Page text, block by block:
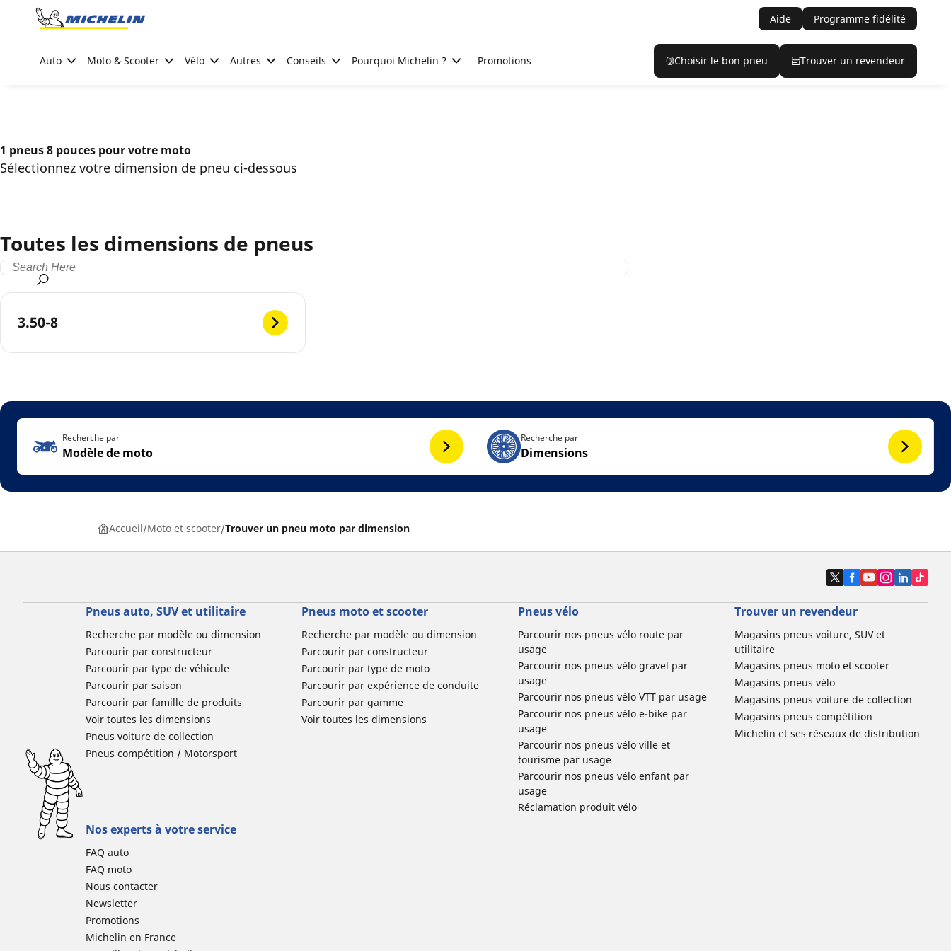
Go to page content
Aide Programme fidélité
Auto Moto & Scooter Vélo Autres Conseils Pourquoi Michelin ? Promotions Choisir le bon pneu Trouver un revendeur
1 pneus 8 pouces pour votre moto
Sélectionnez votre dimension de pneu ci-dessous
Toutes les dimensions de pneus
3.50-8
Recherche par
Modèle de moto
Recherche par
Dimensions
Accueil Moto et scooter Trouver un pneu moto par dimension
Pneus auto, SUV et utilitaire
Recherche par modèle ou dimension
Parcourir par constructeur
Parcourir par type de véhicule
Parcourir par saison
Parcourir par famille de produits
Voir toutes les dimensions
Pneus voiture de collection
Pneus compétition / Motorsport
Pneus moto et scooter
Recherche par modèle ou dimension
Parcourir par constructeur
Parcourir par type de moto
Parcourir par expérience de conduite
Parcourir par gamme
Voir toutes les dimensions
Pneus vélo
Parcourir nos pneus vélo route par
usage
Parcourir nos pneus vélo gravel par
usage
Parcourir nos pneus vélo VTT par usage
Parcourir nos pneus vélo e-bike par
usage
Parcourir nos pneus vélo ville et
tourisme par usage
Parcourir nos pneus vélo enfant par
usage
Réclamation produit vélo
Trouver un revendeur
Magasins pneus voiture, SUV et
utilitaire
Magasins pneus moto et scooter
Magasins pneus vélo
Magasins pneus voiture de collection
Magasins pneus compétition
Michelin et ses réseaux de distribution
Nos experts à votre service
FAQ auto
FAQ moto
Nous contacter
Newsletter
Promotions
Michelin en France